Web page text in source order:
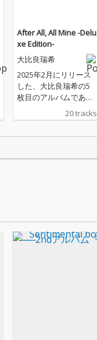
After All, All Mine -Delu
xe Edition-
大比良瑞希
2025年2月にリリース
した、大比良瑞希の5
枚目のアルバムであ
り、自主レーベルFeta
nuから1枚目の作品と
音楽業界からも注目を
集め直し、12月にはLP
の発売も決定。 ボーナ
20 tracks